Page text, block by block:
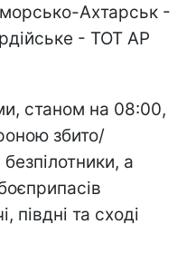
Ахтарськ -
- ТОТ АР
станом на 08:00,
збито/
а
півдні та сході